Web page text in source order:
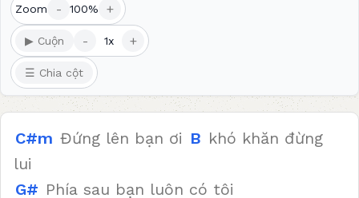
Zoom - 100% +
▶ Cuộn - 1x +
☰ Chia cột
C#m Đứng lên bạn ơi B khó khăn đừng
lui
G# Phía sau bạn luôn có tôi